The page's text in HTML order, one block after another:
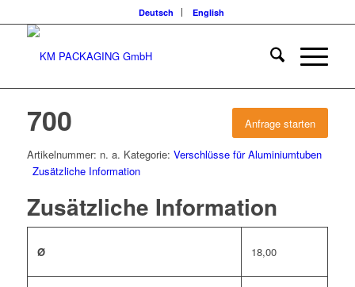
Deutsch English
Anfrage starten
700
Artikelnummer: n. a. Kategorie: Verschlüsse für Aluminiumtuben
Zusätzliche Information
Zusätzliche Information
Ø 18,00